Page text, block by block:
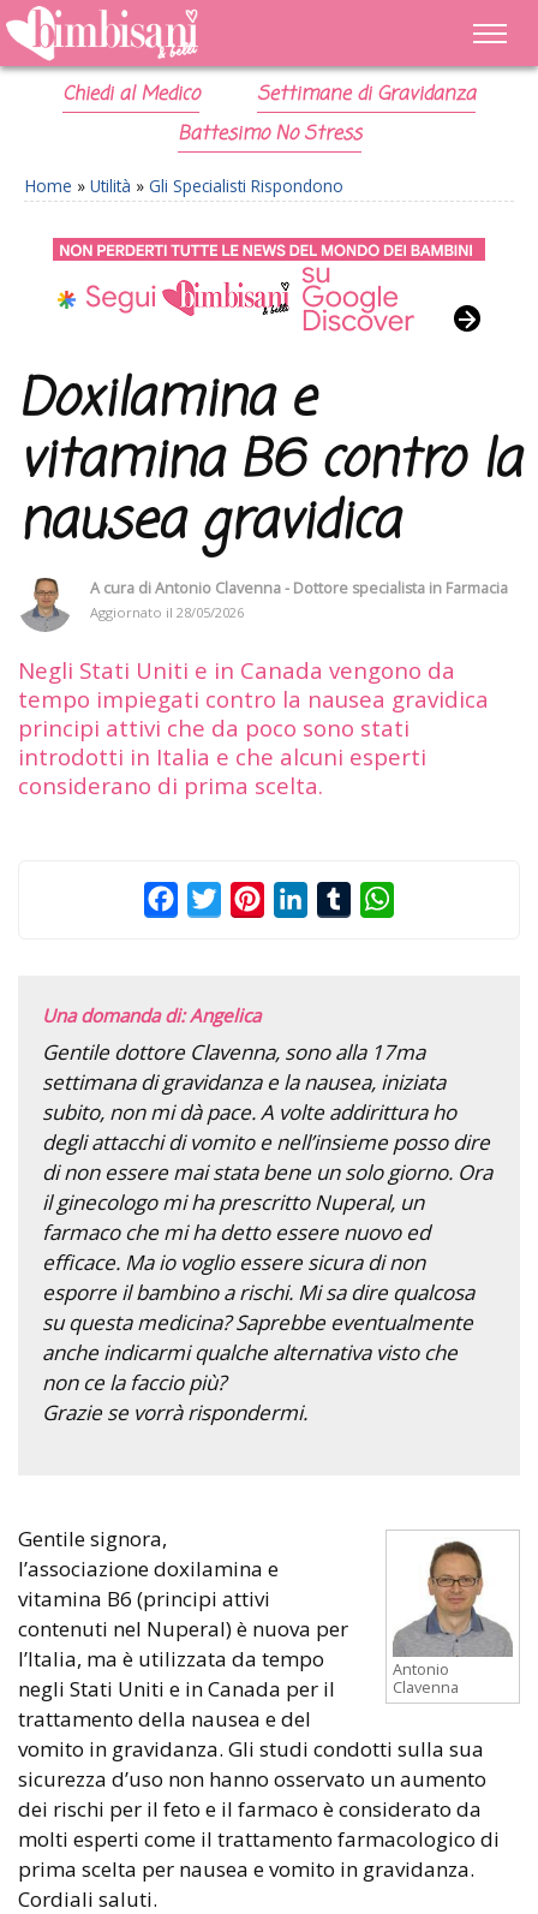
Chiedi al Medico
Settimane di Gravidanza
Battesimo No Stress
Home » Utilità » Gli Specialisti Rispondono
Doxilamina e
vitamina B6 contro la
nausea gravidica
A cura diAntonio Clavenna - Dottore specialista in Farmacia
Aggiornato il 28/05/2026
Negli Stati Uniti e in Canada vengono da
tempo impiegati contro la nausea gravidica
principi attivi che da poco sono stati
introdotti in Italia e che alcuni esperti
considerano di prima scelta.
FacebookTwitterPinterestLinkedInTumblr
Una domanda di: Angelica
Gentile dottore Clavenna, sono alla 17ma
settimana di gravidanza e la nausea, iniziata
subito, non mi dà pace. A volte addirittura ho
degli attacchi di vomito e nell’insieme posso dire
di non essere mai stata bene un solo giorno. Ora
il ginecologo mi ha prescritto Nuperal, un
farmaco che mi ha detto essere nuovo ed
efficace. Ma io voglio essere sicura di non
esporre il bambino a rischi. Mi sa dire qualcosa
su questa medicina? Saprebbe eventualmente
anche indicarmi qualche alternativa visto che
non ce la faccio più?
Grazie se vorrà rispondermi.
Antonio
Clavenna
Gentile signora,
l’associazione doxilamina e
vitamina B6 (principi attivi
contenuti nel Nuperal) è nuova per
l’Italia, ma è utilizzata da tempo
negli Stati Uniti e in Canada per il
trattamento della nausea e del
vomito in gravidanza. Gli studi condotti sulla sua
sicurezza d’uso non hanno osservato un aumento
dei rischi per il feto e il farmaco è considerato da
molti esperti come il trattamento farmacologico di
prima scelta per nausea e vomito in gravidanza.
Cordiali saluti.